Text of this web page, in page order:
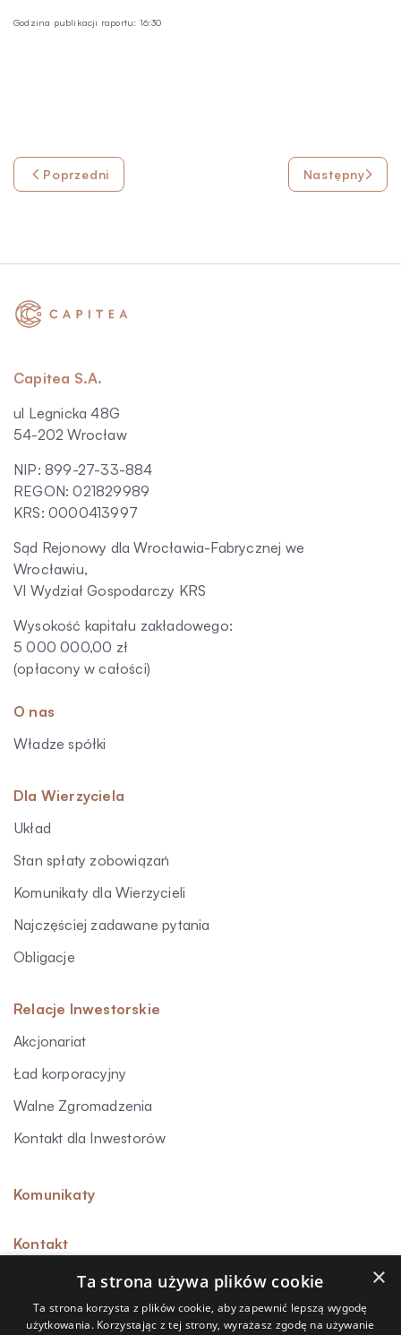
Godzina publikacji raportu: 16:30
Poprzedni Następny
Capitea S.A.
ul Legnicka 48G
54-202 Wrocław
NIP: 899-27-33-884
REGON: 021829989
KRS: 0000413997
Sąd Rejonowy dla Wrocławia-Fabrycznej we
Wrocławiu,
VI Wydział Gospodarczy KRS
Wysokość kapitału zakładowego:
5 000 000,00 zł
(opłacony w całości)
O nas
Władze spółki
Dla Wierzyciela
Układ
Stan spłaty zobowiązań
Komunikaty dla Wierzycieli
Najczęściej zadawane pytania
Obligacje
Relacje Inwestorskie
Akcjonariat
Ład korporacyjny
Walne Zgromadzenia
Kontakt dla Inwestorów
Komunikaty
Kontakt
×
Ta strona używa plików cookie
Ta strona korzysta z plików cookie, aby zapewnić lepszą wygodę
użytkowania. Korzystając z tej strony, wyrażasz zgodę na używanie